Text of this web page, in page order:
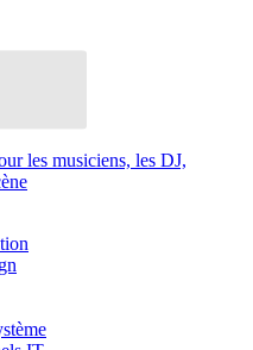
les musiciens, les DJ,